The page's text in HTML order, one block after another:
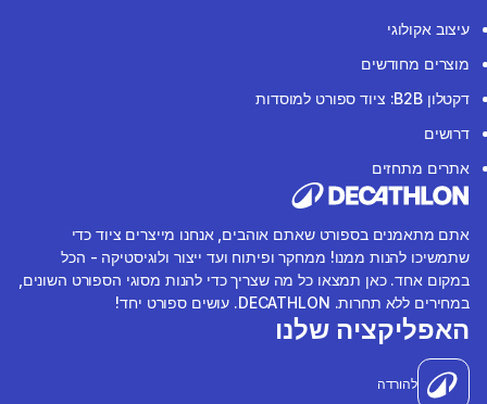
עיצוב אקולוגי
מוצרים מחודשים
דקטלון B2B: ציוד ספורט למוסדות
דרושים
אתרים מתחזים
אתם מתאמנים בספורט שאתם אוהבים, אנחנו מייצרים ציוד כדי
שתמשיכו להנות ממנו! ממחקר ופיתוח ועד ייצור ולוגיסטיקה - הכל
במקום אחד. כאן תמצאו כל מה שצריך כדי להנות מסוגי הספורט השונים,
במחירים ללא תחרות. DECATHLON. עושים ספורט יחד!
האפליקציה שלנו
להורדה